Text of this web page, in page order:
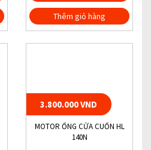
Thêm giỏ hàng
3.800.000 VND
MOTOR ỐNG CỬA CUỐN HL
140N